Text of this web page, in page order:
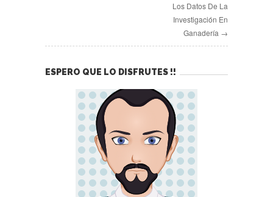
Los Datos De La
Investigación En
Ganadería →
ESPERO QUE LO DISFRUTES !!